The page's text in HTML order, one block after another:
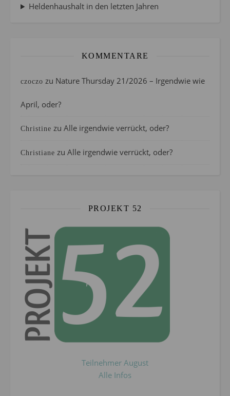
Heldenhaushalt in den letzten Jahren
KOMMENTARE
czoczo zu Nature Thursday 21/2026 – Irgendwie wie
April, oder?
Christine zu Alle irgendwie verrückt, oder?
Christiane zu Alle irgendwie verrückt, oder?
PROJEKT 52
Teilnehmer August
Alle Infos